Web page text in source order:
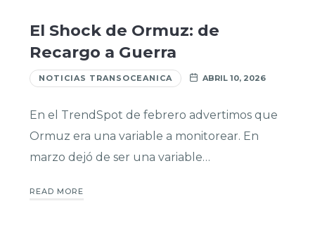
El Shock de Ormuz: de
Recargo a Guerra
NOTICIAS TRANSOCEANICA ABRIL 10, 2026
En el TrendSpot de febrero advertimos que
Ormuz era una variable a monitorear. En
marzo dejó de ser una variable…
READ MORE